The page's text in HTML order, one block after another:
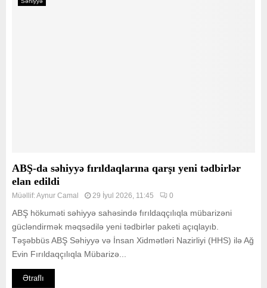
ABŞ-da səhiyyə fırıldaqlarına qarşı yeni tədbirlər
elan edildi
Müəllif:Aynur Camal 29 İyul 2026, 11:45 0
ABŞ hökuməti səhiyyə sahəsində fırıldaqçılıqla mübarizəni
gücləndirmək məqsədilə yeni tədbirlər paketi açıqlayıb.
Təşəbbüs ABŞ Səhiyyə və İnsan Xidmətləri Nazirliyi (HHS) ilə Ağ
Evin Fırıldaqçılıqla Mübarizə...
Ətraflı